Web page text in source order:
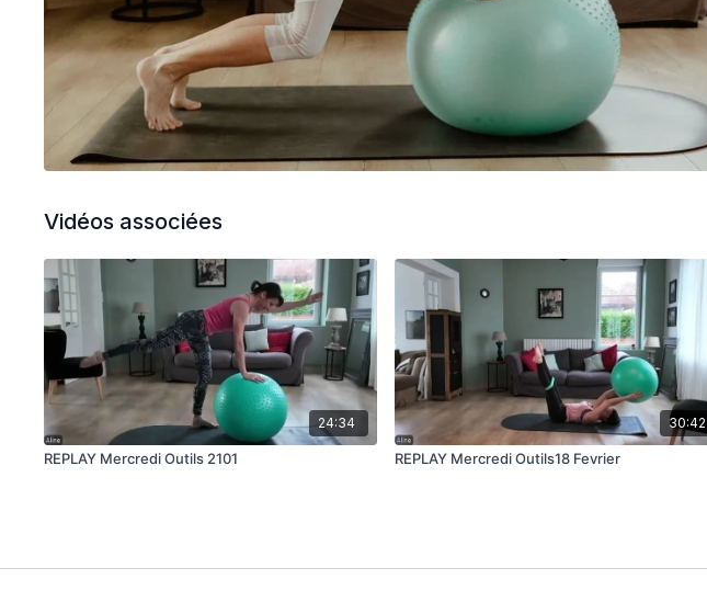
Vidéos associées
24:34
REPLAY Mercredi Outils 2101
30:42
REPLAY Mercredi Outils18 Fevrier